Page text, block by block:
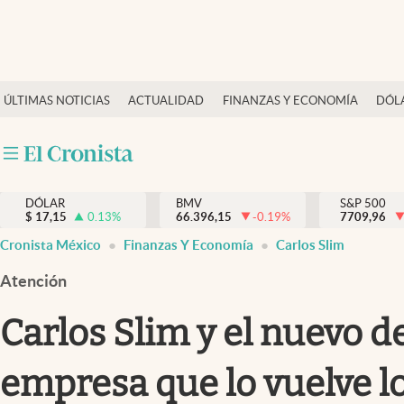
ÚLTIMAS NOTICIAS ACTUALIDAD FINANZAS Y ECONOMÍA
Actualidad
Internacionales
Opinión
Brand Strategy
Vida y estilo
Tv
DÓLAR
$ 17,15 0.13%
BMV
66.396,15
-0.19%
S&P 500
7709,96
Cronista México Finanzas Y Economía Carlos Slim
Atención
Carlos Slim y el nuevo
empresa que lo vuelve